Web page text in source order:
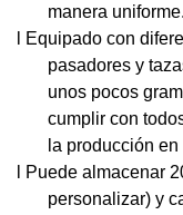
manera uniforme.
l Equipado con
pasadores y
unos pocos
cumplir con
la producción en
l Puede almacenar
personalizar) y